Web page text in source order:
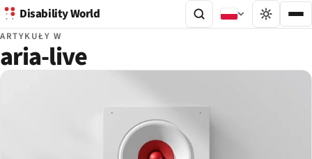
Disability World
ARTYKUŁY W
aria-live